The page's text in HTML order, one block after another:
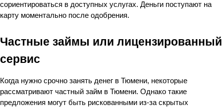
сориентироваться в доступных услугах. Деньги поступают на
карту моментально после одобрения.
Частные займы или лицензированный
сервис
Когда нужно срочно занять денег в Тюмени, некоторые
рассматривают частный займ в Тюмени. Однако такие
предложения могут быть рискованными из-за скрытых